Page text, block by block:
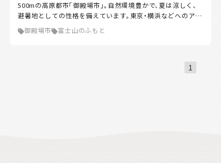
500mの高原都市「御殿場市」。自然環境豊かで、夏は涼しく、
避暑地としての性格を備えています。東京・横浜などへのアク
セスも抜群。おいしい水、米、わさび等々、富士山の恵みが豊
富です。四季折々の美しい景観、雄大な自然に囲まれたスポー
御殿場市 富士山のふもと
1